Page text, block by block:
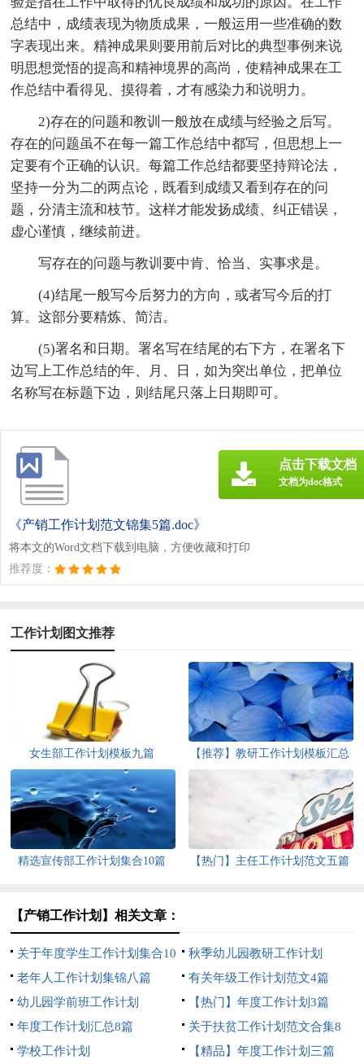
总结中，成绩表现为物质成果，一般运用一些准确的数
字表现出来。精神成果则要用前后对比的典型事例来说
明思想觉悟的提高和精神境界的高尚，使精神成果在工
作总结中看得见、摸得着，才有感染力和说明力。
2)存在的问题和教训一般放在成绩与经验之后写。
存在的问题虽不在每一篇工作总结中都写，但思想上一
定要有个正确的认识。每篇工作总结都要坚持辩论法，
坚持一分为二的两点论，既看到成绩又看到存在的问
题，分清主流和枝节。这样才能发扬成绩、纠正错误，
虚心谨慎，继续前进。
写存在的问题与教训要中肯、恰当、实事求是。
(4)结尾一般写今后努力的方向，或者写今后的打
算。这部分要精炼、简洁。
(5)署名和日期。署名写在结尾的右下方，在署名下
边写上工作总结的年、月、日，如为突出单位，把单位
名称写在标题下边，则结尾只落上日期即可。
《产销工作计划范文锦集5篇.doc》
将本文的Word文档下载到电脑，方便收藏和打印
推荐度：
点击下载文档
文档为doc格式
工作计划图文推荐
女生部工作计划模板九篇
【推荐】教研工作计划模板汇总
精选宣传部工作计划集合10篇 【热门】主任工作计划范文五篇
【产销工作计划】相关文章：
关于年度学生工作计划集合10
篇
秋季幼儿园教研工作计划
老年人工作计划集锦八篇
有关年级工作计划范文4篇
幼儿园学前班工作计划
【热门】年度工作计划3篇
年度工作计划汇总8篇
关于扶贫工作计划范文合集8
篇
学校工作计划 【精品】年度工作计划三篇